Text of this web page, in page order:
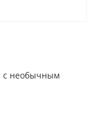
с необычным